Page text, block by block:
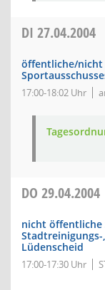
DI 27.04.2004
öffentliche/nicht
17:00-18:02 Uhr
DO 29.04.2004
nicht öffentliche
Lüdenscheid
17:00-17:30 Uhr